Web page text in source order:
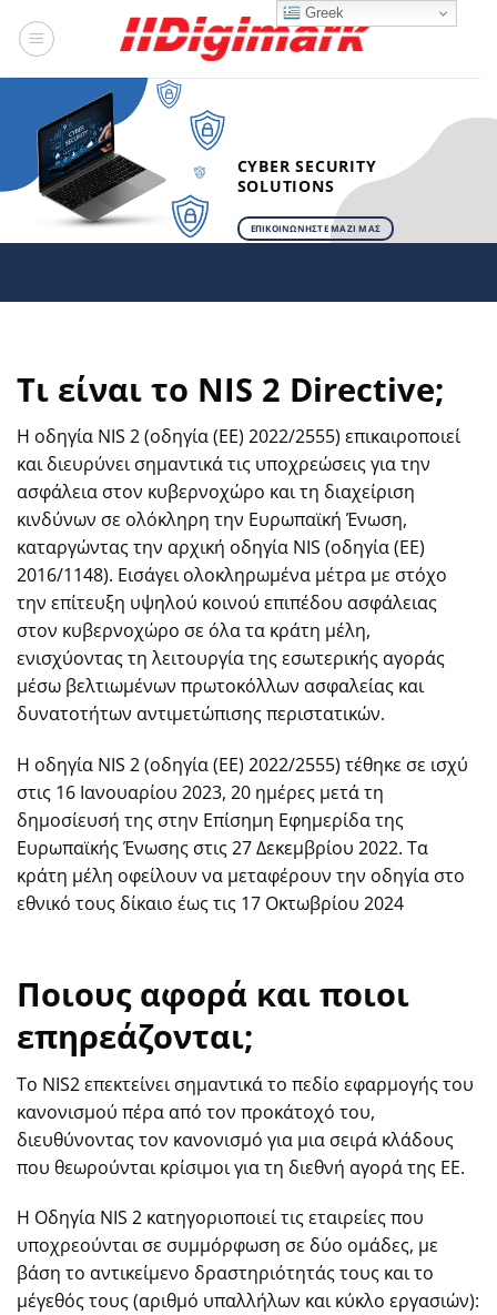
στο
CYBER SECURITY
SOLUTIONS
ΕΠΙΚΟΙΝΩΝΗΣΤΕ ΜΑΖΙ ΜΑΣ
Τι είναι το NIS 2 Directive;
Η οδηγία NIS 2 (οδηγία (ΕΕ) 2022/2555) επικαιροποιεί
και διευρύνει σημαντικά τις υποχρεώσεις για την
ασφάλεια στον κυβερνοχώρο και τη διαχείριση
κινδύνων σε ολόκληρη την Ευρωπαϊκή Ένωση,
καταργώντας την αρχική οδηγία NIS (οδηγία (ΕΕ)
2016/1148). Εισάγει ολοκληρωμένα μέτρα με στόχο
την επίτευξη υψηλού κοινού επιπέδου ασφάλειας
στον κυβερνοχώρο σε όλα τα κράτη μέλη,
ενισχύοντας τη λειτουργία της εσωτερικής αγοράς
μέσω βελτιωμένων πρωτοκόλλων ασφαλείας και
δυνατοτήτων αντιμετώπισης περιστατικών.
Η οδηγία NIS 2 (οδηγία (ΕΕ) 2022/2555) τέθηκε σε ισχύ
στις 16 Ιανουαρίου 2023, 20 ημέρες μετά τη
δημοσίευσή της στην Επίσημη Εφημερίδα της
Ευρωπαϊκής Ένωσης στις 27 Δεκεμβρίου 2022. Τα
κράτη μέλη οφείλουν να μεταφέρουν την οδηγία στο
εθνικό τους δίκαιο έως τις 17 Οκτωβρίου 2024
Ποιους αφορά και ποιοι
επηρεάζονται;
Το NIS2 επεκτείνει σημαντικά το πεδίο εφαρμογής του
κανονισμού πέρα από τον προκάτοχό του,
διευθύνοντας τον κανονισμό για μια σειρά κλάδους
που θεωρούνται κρίσιμοι για τη διεθνή αγορά της ΕΕ.
Η Οδηγία NIS 2 κατηγοριοποιεί τις εταιρείες που
υποχρεούνται σε συμμόρφωση σε δύο ομάδες, με
βάση το αντικείμενο δραστηριότητάς τους και το
μέγεθός τους (αριθμό υπαλλήλων και κύκλο εργασιών):
Greek